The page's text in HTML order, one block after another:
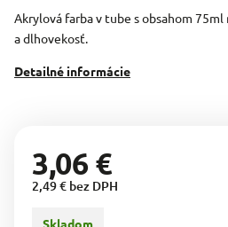
Akrylová farba v tube s obsahom
a dlhovekosť.
Detailné informácie
3,06 €
2,49 € bez DPH
Skladom